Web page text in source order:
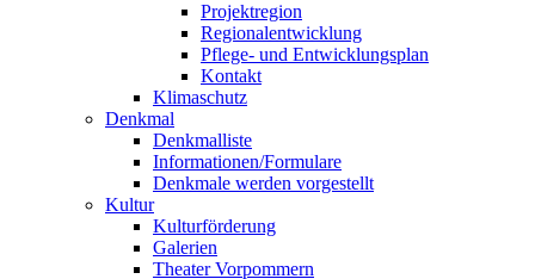
Projektregion
Regionalentwicklung
Pflege- und Entwicklungsplan
Kontakt
Klimaschutz
Denkmal
Denkmalliste
Informationen/Formulare
Denkmale werden vorgestellt
Kultur
Kulturförderung
Galerien
Theater Vorpommern